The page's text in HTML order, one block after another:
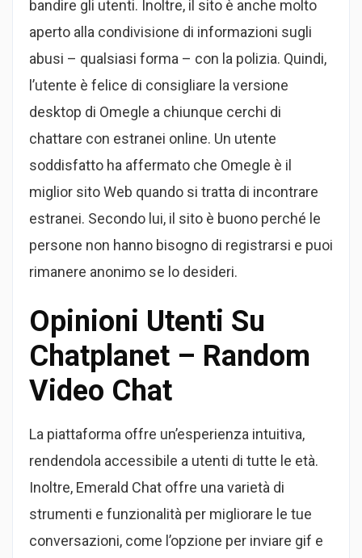
bandire gli utenti. Inoltre, il sito è anche molto
aperto alla condivisione di informazioni sugli
abusi – qualsiasi forma – con la polizia. Quindi,
l’utente è felice di consigliare la versione
desktop di Omegle a chiunque cerchi di
chattare con estranei online. Un utente
soddisfatto ha affermato che Omegle è il
miglior sito Web quando si tratta di incontrare
estranei. Secondo lui, il sito è buono perché le
persone non hanno bisogno di registrarsi e puoi
rimanere anonimo se lo desideri.
Opinioni Utenti Su
Chatplanet – Random
Video Chat
La piattaforma offre un’esperienza intuitiva,
rendendola accessibile a utenti di tutte le età.
Inoltre, Emerald Chat offre una varietà di
strumenti e funzionalità per migliorare le tue
conversazioni, come l’opzione per inviare gif e